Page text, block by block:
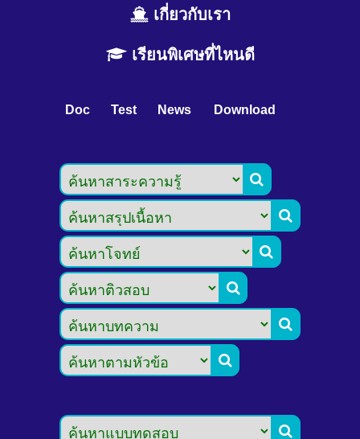
เกี่ยวกับเรา
เรียนพิเศษที่ไหนดี
Doc Test News Download






